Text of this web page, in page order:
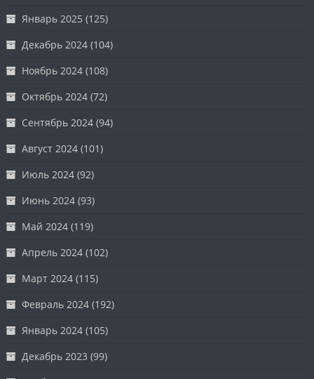
Январь 2025 (125)
Декабрь 2024 (104)
Ноябрь 2024 (108)
Октябрь 2024 (72)
Сентябрь 2024 (94)
Август 2024 (101)
Июль 2024 (92)
Июнь 2024 (93)
Май 2024 (119)
Апрель 2024 (102)
Март 2024 (115)
Февраль 2024 (192)
Январь 2024 (105)
Декабрь 2023 (99)